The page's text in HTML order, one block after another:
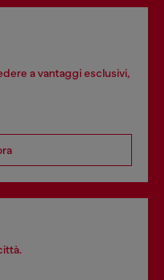
a vantaggi esclusivi,